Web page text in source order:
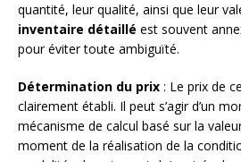
quantité, leur qualité, ainsi que leur
inventaire détaillé est souvent
pour éviter toute ambiguïté.
Détermination du prix : Le prix de
clairement établi. Il peut s’agir d’un
mécanisme de calcul basé sur la
moment de la réalisation de la